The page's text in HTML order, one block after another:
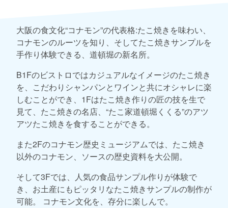
大阪の食文化“コナモン”の代表格:たこ焼きを味わい、
コナモンのルーツを知り、そしてたこ焼きサンプルを
手作り体験できる、道頓堀の新名所。
B1Fのビストロではカジュアルなイメージのたこ焼き
を、こだわりシャンパンとワインと共にオシャレに楽
しむことができ、1Fはたこ焼き作りの匠の技を生で
見て、たこ焼きの名店、“たこ家道頓堀くくる”のアツ
アツたこ焼きを食することができる。
また2Fのコナモン歴史ミュージアムでは、たこ焼き
以外のコナモン、ソースの歴史資料を大公開。
そして3Fでは、人気の食品サンプル作りが体験で
き、お土産にもピッタリなたこ焼きサンプルの制作が
可能。 コナモン文化を、存分に楽しんで。